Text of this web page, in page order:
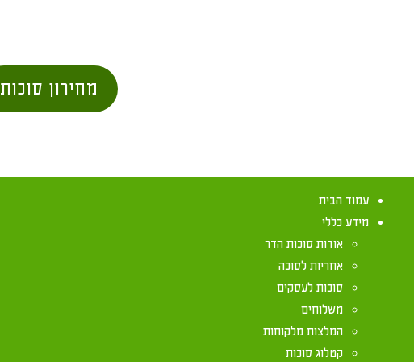
מחירון סוכות
עמוד הבית
מידע כללי
אודות סוכות הדר
אחריות לסוכה
סוכות לעסקים
משלוחים
המלצות מלקוחות
קטלוג סוכות